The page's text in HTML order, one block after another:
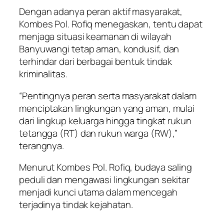
Dengan adanya peran aktif masyarakat,
Kombes Pol. Rofiq menegaskan, tentu dapat
menjaga situasi keamanan di wilayah
Banyuwangi tetap aman, kondusif, dan
terhindar dari berbagai bentuk tindak
kriminalitas.
“Pentingnya peran serta masyarakat dalam
menciptakan lingkungan yang aman, mulai
dari lingkup keluarga hingga tingkat rukun
tetangga (RT) dan rukun warga (RW),”
terangnya.
Menurut Kombes Pol. Rofiq, budaya saling
peduli dan mengawasi lingkungan sekitar
menjadi kunci utama dalam mencegah
terjadinya tindak kejahatan.